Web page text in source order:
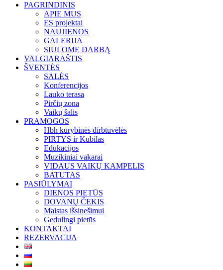
PAGRINDINIS
APIE MUS
ES projektai
NAUJIENOS
GALERIJA
SIŪLOME DARBĄ
VALGIARAŠTIS
ŠVENTĖS
SALĖS
Konferencijos
Lauko terasa
Pirčių zona
Vaikų šalis
PRAMOGOS
Hbh kūrybinės dirbtuvėlės
PIRTYS ir Kubilas
Edukacijos
Muzikiniai vakarai
VIDAUS VAIKŲ KAMPELIS
BATUTAS
PASIŪLYMAI
DIENOS PIETŪS
DOVANŲ ČEKIS
Maistas išsinešimui
Gedulingi pietūs
KONTAKTAI
REZERVACIJA